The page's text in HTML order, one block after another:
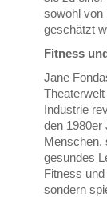
sowohl von
geschätzt
Fitness
Jane
Industrie
den 1980er
Menschen,
gesundes
Fitness
sondern